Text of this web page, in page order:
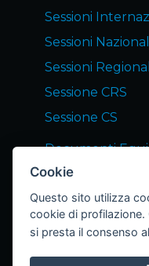
Sessioni
Sessioni
Sessioni
Sessione CRS
Sessione CS
Documenti
Servizi END
Notizie dagli
Lettera END
Cookie
Questo sito utilizza
cookie di
si presta il consenso